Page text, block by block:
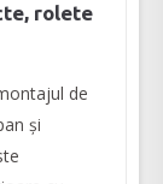
rolete
de
și